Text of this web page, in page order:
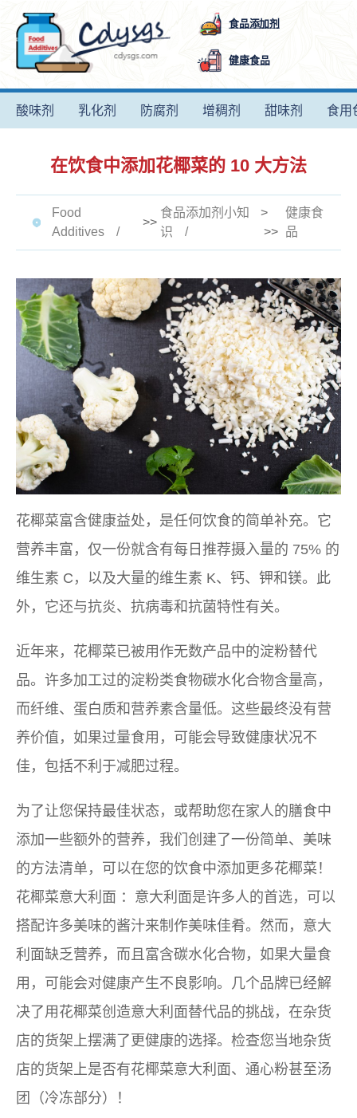
食品添加剂
健康食品
酸味剂 乳化剂 防腐剂 增稠剂 甜味剂 食用
在饮食中添加花椰菜的 10 大方法
Food
Additives
>>
食品添加剂小知
识
>
>>
健康食
品
花椰菜富含健康益处，是任何饮食的简单补充。它
营养丰富，仅一份就含有每日推荐摄入量的 75% 的
维生素 C，以及大量的维生素 K、钙、钾和镁。此
外，它还与抗炎、抗病毒和抗菌特性有关。
近年来，花椰菜已被用作无数产品中的淀粉替代
品。许多加工过的淀粉类食物碳水化合物含量高，
而纤维、蛋白质和营养素含量低。这些最终没有营
养价值，如果过量食用，可能会导致健康状况不
佳，包括不利于减肥过程。
为了让您保持最佳状态，或帮助您在家人的膳食中
添加一些额外的营养，我们创建了一份简单、美味
的方法清单，可以在您的饮食中添加更多花椰菜！
花椰菜意大利面 ：意大利面是许多人的首选，可以
搭配许多美味的酱汁来制作美味佳肴。然而，意大
利面缺乏营养，而且富含碳水化合物，如果大量食
用，可能会对健康产生不良影响。几个品牌已经解
决了用花椰菜创造意大利面替代品的挑战，在杂货
店的货架上摆满了更健康的选择。检查您当地杂货
店的货架上是否有花椰菜意大利面、通心粉甚至汤
团（冷冻部分）！